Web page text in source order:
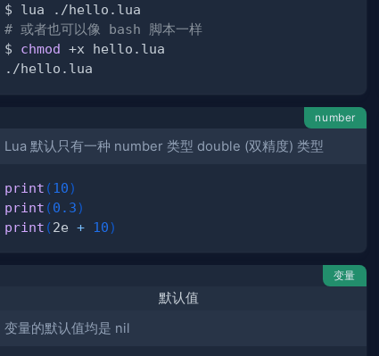
# 或者也可以像 bash 脚本一样
$ chmod
number
Lua 默认只有一种 number 类型 double (双精度) 类型
print (10)
print (0.3)
print (2e + 10)
变量
默认值
变量的默认值均是 nil